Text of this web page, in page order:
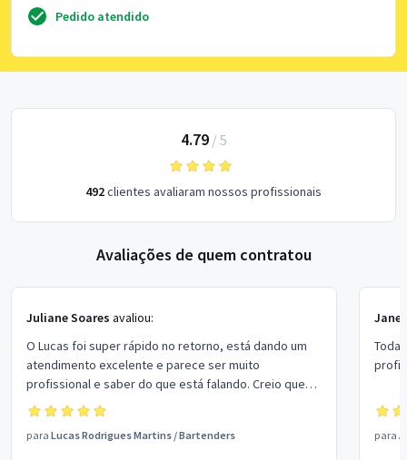
Pedido atendido
4.79/ 5
492clientes avaliaram nossos profissionais
Avaliações de quem contratou
Juliane Soares avaliou:
O Lucas foi super rápido no retorno, está dando um
atendimento excelente e parece ser muito
profissional e saber do que está falando. Creio que
vai ser uma grande parceria.
para Lucas Rodrigues Martins /Bartenders para